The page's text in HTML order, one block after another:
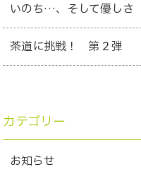
いのち…、そして優しさ
茶道に挑戦！ 第２弾
カテゴリー
お知らせ